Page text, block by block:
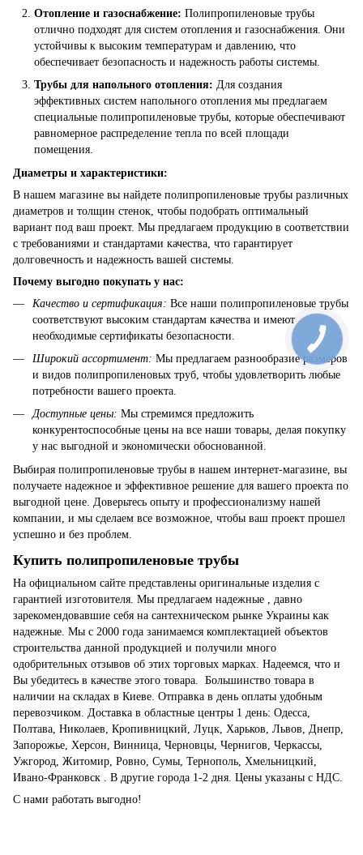
Отопление и газоснабжение: Полипропиленовые трубы
отлично подходят для систем отопления и газоснабжения. Они
устойчивы к высоким температурам и давлению, что
обеспечивает безопасность и надежность работы системы.
Трубы для напольного отопления: Для создания
эффективных систем напольного отопления мы предлагаем
специальные полипропиленовые трубы, которые обеспечивают
равномерное распределение тепла по всей площади
помещения.
Диаметры и характеристики:
В нашем магазине вы найдете полипропиленовые трубы различных
диаметров и толщин стенок, чтобы подобрать оптимальный
вариант под ваш проект. Мы предлагаем продукцию в соответствии
с требованиями и стандартами качества, что гарантирует
долговечность и надежность вашей системы.
Почему выгодно покупать у нас:
Качество и сертификация: Все наши полипропиленовые трубы
соответствуют высоким стандартам качества и имеют
необходимые сертификаты безопасности.
Широкий ассортимент: Мы предлагаем разнообразие размеров
и видов полипропиленовых труб, чтобы удовлетворить любые
потребности вашего проекта.
Доступные цены: Мы стремимся предложить
конкурентоспособные цены на все наши товары, делая покупку
у нас выгодной и экономически обоснованной.
Выбирая полипропиленовые трубы в нашем интернет-магазине, вы
получаете надежное и эффективное решение для вашего проекта по
выгодной цене. Доверьтесь опыту и профессионализму нашей
компании, и мы сделаем все возможное, чтобы ваш проект прошел
успешно и без проблем.
Купить полипропиленовые трубы
На официальном сайте представлены оригинальные изделия с
гарантией изготовителя. Мы предлагаем надежные , давно
зарекомендовавшие себя на сантехническом рынке Украины как
надежные. Мы с 2000 года занимаемся комплектацией объектов
строительства данной продукцией и получили много
одобрительных отзывов об этих торговых марках. Надеемся, что и
Вы убедитесь в качестве этого товара. Большинство товара в
наличии на складах в Киеве. Отправка в день оплаты удобным
перевозчиком. Доставка в областные центры 1 день: Одесса,
Полтава, Николаев, Кропивницкий, Луцк, Харьков, Львов, Днепр,
Запорожье, Херсон, Винница, Черновцы, Чернигов, Черкассы,
Ужгород, Житомир, Ровно, Сумы, Тернополь, Хмельницкий,
Ивано-Франковск . В другие города 1-2 дня. Цены указаны с НДС.
С нами работать выгодно!